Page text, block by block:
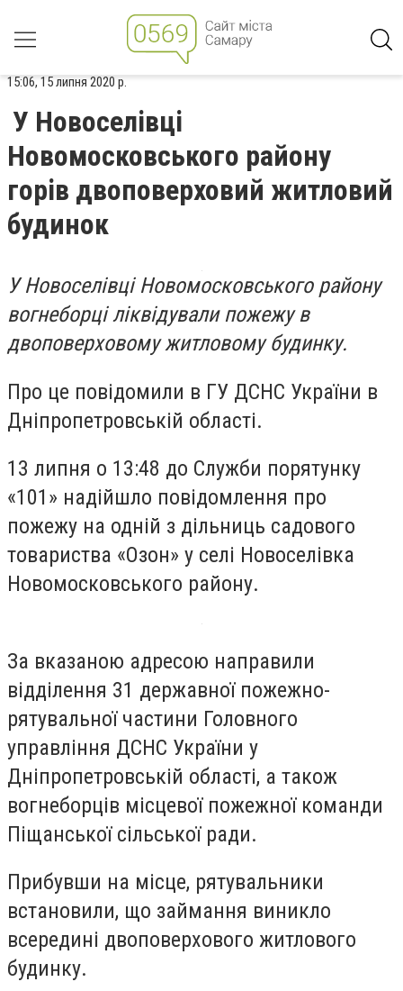
15:06, 15 липня 2020 р.
У Новоселівці
Новомосковського району
горів двоповерховий житловий
будинок
У Новоселівці Новомосковського району
вогнеборці ліквідували пожежу в
двоповерховому житловому будинку.
Про це повідомили в ГУ ДСНС України в
Дніпропетровській області.
13 липня о 13:48 до Служби порятунку
«101» надійшло повідомлення про
пожежу на одній з дільниць садового
товариства «Озон» у селі Новоселівка
Новомосковського району.
За вказаною адресою направили
відділення 31 державної пожежно-
рятувальної частини Головного
управління ДСНС України у
Дніпропетровській області, а також
вогнеборців місцевої пожежної команди
Піщанської сільської ради.
Прибувши на місце, рятувальники
встановили, що займання виникло
всередині двоповерхового житлового
будинку.